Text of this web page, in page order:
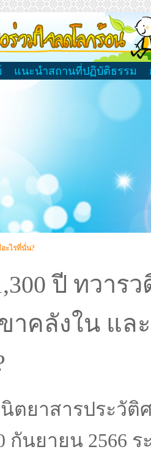
แนะนำสถานที่ปฏิบัติธรรม
ะไรที่นั่น?
ปี ทวารว
าคลังใน แล
าสารประวัติศ
กันยายน 2566